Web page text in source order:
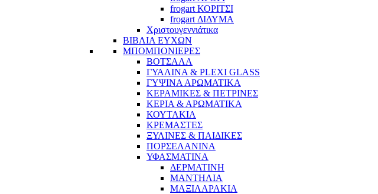
frogart ΚΟΡΙΤΣΙ
frogart ΔΙΔΥΜΑ
Χριστουγεννιάτικα
ΒΙΒΛΙΑ ΕΥΧΩΝ
ΜΠΟΜΠΟΝΙΕΡΕΣ
ΒΟΤΣΑΛΑ
ΓΥΑΛΙΝΑ & PLEXI GLASS
ΓΥΨΙΝΑ ΑΡΩΜΑΤΙΚΑ
ΚΕΡΑΜΙΚΕΣ & ΠΕΤΡΙΝΕΣ
ΚΕΡΙΑ & ΑΡΩΜΑΤΙΚΑ
ΚΟΥΤΑΚΙΑ
ΚΡΕΜΑΣΤΕΣ
ΞΥΛΙΝΕΣ & ΠΑΙΔΙΚΕΣ
ΠΟΡΣΕΛΑΝΙΝΑ
ΥΦΑΣΜΑΤΙΝA
ΔΕΡΜΑΤΙΝΗ
ΜΑΝΤΗΛΙΑ
ΜΑΞΙΛΑΡΑΚΙΑ